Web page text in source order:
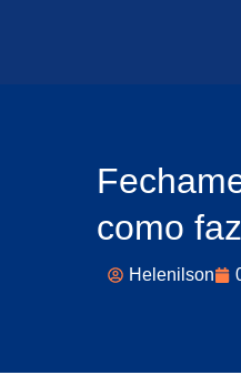
como
Helenilson